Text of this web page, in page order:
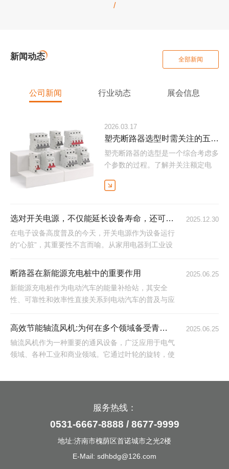
/
新闻动态 全部新闻
公司新闻 行业动态 展会信息
2026.03.17
塑壳断路器选型时需关注的五大关键参数
塑壳断路器的选型是一个综合考虑多
个参数的过程。了解并关注额定电
特性以及安装方式与环境适应性等关
稳定运行。在实际应用中，还需结合
具体的项目需求和专业人士的建议，
进行科学合理的选型。
选对开关电源，不仅能延长设备寿命，还可降低长期使用成本 2025.12.30
在电子设备高度普及的今天，开关电源​作为设备运行
的“心脏”，其重要性不言而喻。从家用电器到工业设
供应的场景都离不开开关电源。然而，许多用户往往
只关注设备的核心功能，却忽视了电源这一关键环
节。事实上，选对开关电源不仅能显著延长设备寿
命，还能通过降低能耗、减少维护成本等方式，为用
断路器在新能源充电桩中的重要作用 2025.06.25
新能源充电桩作为电动汽车的能量补给站，其安全
性、可靠性和效率性直接关系到电动汽车的普及与应
组件，在新能源充电桩中发挥着不可替代的作用。
高效节能轴流风机:为何在多个领域备受青睐？ 2025.06.25
轴流风机作为一种重要的通风设备，广泛应用于电气
领域、各种工业和商业领域。它通过叶轮的旋转，使
服务热线：
0531-6667-8888 / 8677-9999
地址:济南市槐荫区首诺城市之光2楼
E-Mail: sdhbdg@126.com